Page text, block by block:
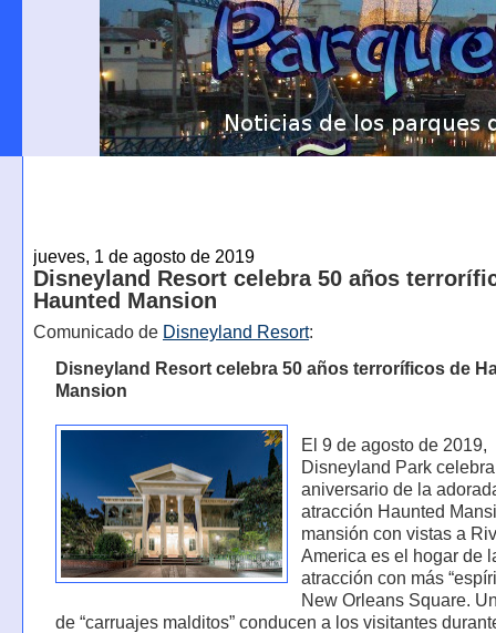
jueves, 1 de agosto de 2019
Disneyland Resort celebra 50 años
Haunted Mansion
Comunicado de Disneyland Resort:
Disneyland Resort celebra 50 años terroríficos de
Mansion
El 9 de agosto de 2019,
Disneyland Park
aniversario de la
atracción Haunted
mansión con vistas a
America es el hogar de
atracción con más
New Orleans Square.
de “carruajes malditos” conducen a los visitantes